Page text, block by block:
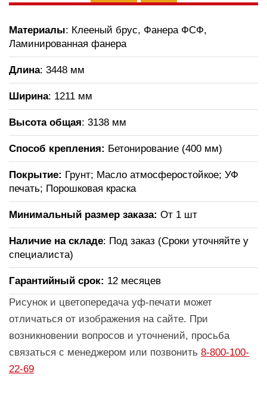
Материалы: Клееный брус, Фанера ФСФ,
Ламинированная фанера
Длина: 3448 мм
Ширина: 1211 мм
Высота общая: 3138 мм
Способ крепления: Бетонирование (400 мм)
Покрытие: Грунт; Масло атмосферостойкое; УФ
печать; Порошковая краска
Минимальный размер заказа: От 1 шт
Наличие на складе: Под заказ (Сроки уточняйте у
специалиста)
Гарантийный срок: 12 месяцев
Рисунок и цветопередача уф-печати может
отличаться от изображения на сайте. При
возникновении вопросов и уточнений, просьба
связаться с менеджером или позвонить 8-800-100-
22-69